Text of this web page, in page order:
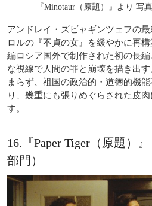
『Minotaur（原題）』より 写
アンドレイ・ズビャギンツェフの
ロルの『不貞の女』を緩やかに再
編ロシア国外で制作された初の長
な視線で人間の罪と崩壊を描き出
まらず、祖国の政治的・道徳的機
り、幾重にも張りめぐらされた皮
す。
16.『Paper Tiger（原題）
部門）